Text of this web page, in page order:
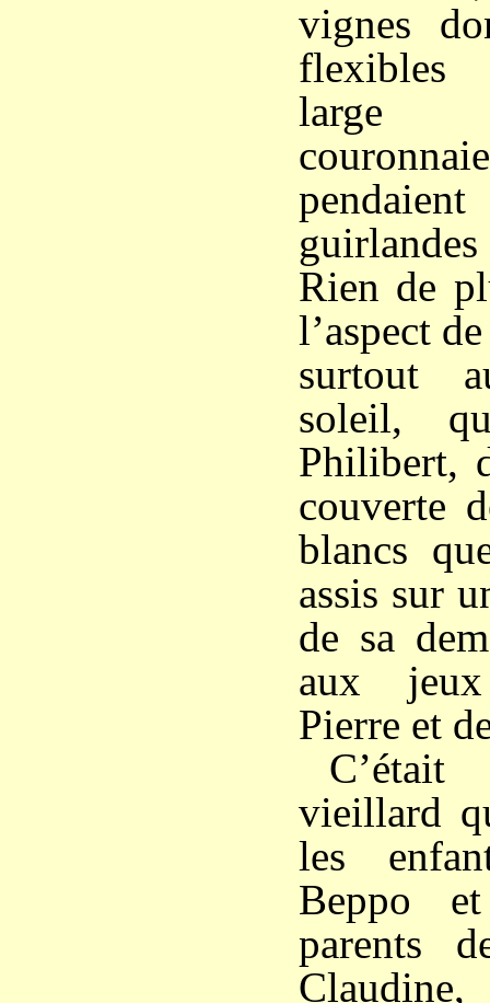
vignes
flexibles
large
Rien de
l’aspect
surtout
soleil,
Philibert,
couverte
blancs
assis sur
de sa
aux
Pierre et
vieillard
les
Beppo
parents